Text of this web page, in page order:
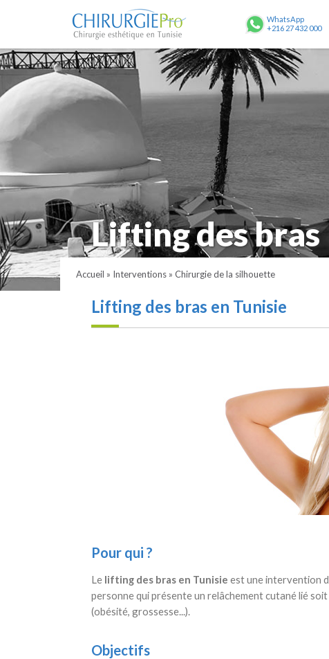
ChirurgiePro
WhatsApp
+216 27 432 000
Lifting des bras
Accueil » Interventions » Chirurgie de la silhouette
Lifting des bras en Tunisie
Pour qui ?
Le lifting des bras en Tunisie est une intervention
personne qui présente un relâchement cutané lié
(obésité, grossesse...).
Objectifs